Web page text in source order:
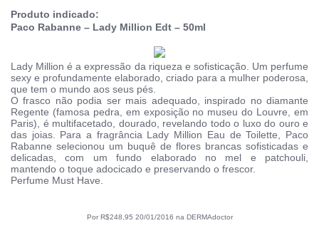
Produto indicado:
Paco Rabanne – Lady Million Edt – 50ml
Lady Million é a expressão da riqueza e sofisticação. Um perfume
sexy e profundamente elaborado, criado para a mulher poderosa,
que tem o mundo aos seus pés.
O frasco não podia ser mais adequado, inspirado no diamante
Regente (famosa pedra, em exposição no museu do Louvre, em
Paris), é multifacetado, dourado, revelando todo o luxo do ouro e
das joias. Para a fragrância Lady Million Eau de Toilette, Paco
Rabanne selecionou um buquê de flores brancas sofisticadas e
delicadas, com um fundo elaborado no mel e patchouli,
mantendo o toque adocicado e preservando o frescor.
Perfume Must Have.
Por R$248,95 20/01/2016 na DERMAdoctor